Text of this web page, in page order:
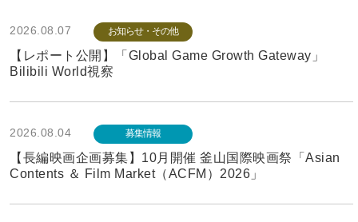
2026.08.07 お知らせ・その他
【レポート公開】「Global Game Growth Gateway」
Bilibili World視察
2026.08.04 募集情報
【長編映画企画募集】10月開催 釜山国際映画祭「Asian
Contents ＆ Film Market（ACFM）2026」